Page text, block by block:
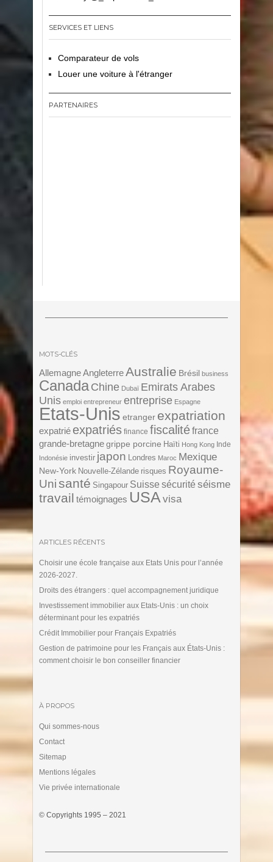
SERVICES ET LIENS
Comparateur de vols
Louer une voiture à l'étranger
PARTENAIRES
MOTS-CLÉS
Allemagne AngleterreAustralie Brésil business
Canada Chine Dubaï Emirats Arabes
Unis emploi entrepreneur entreprise Espagne
Etats-Unis etranger expatriation
expatrié expatriés finance fiscalitéfrance
grande-bretagne grippe porcine Haïti Hong Kong Inde
Indonésie investir japon Londres Maroc Mexique
New-York Nouvelle-Zélande risques Royaume-
Unisanté Singapour Suisse sécurité séisme
travail témoignages USA visa
ARTICLES RÉCENTS
Choisir une école française aux Etats Unis pour l’année
2026-2027.
Droits des étrangers : quel accompagnement juridique
Investissement immobilier aux Etats-Unis : un choix
déterminant pour les expatriés
Crédit Immobilier pour Français Expatriés
Gestion de patrimoine pour les Français aux États-Unis :
comment choisir le bon conseiller financier
À PROPOS
Qui sommes-nous
Contact
Sitemap
Mentions légales
Vie privée internationale
© Copyrights 1995 – 2021